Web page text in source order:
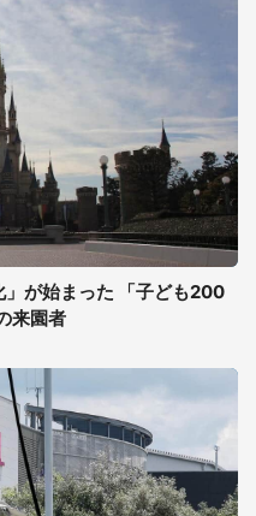
が始まった 「子ども200
来園者